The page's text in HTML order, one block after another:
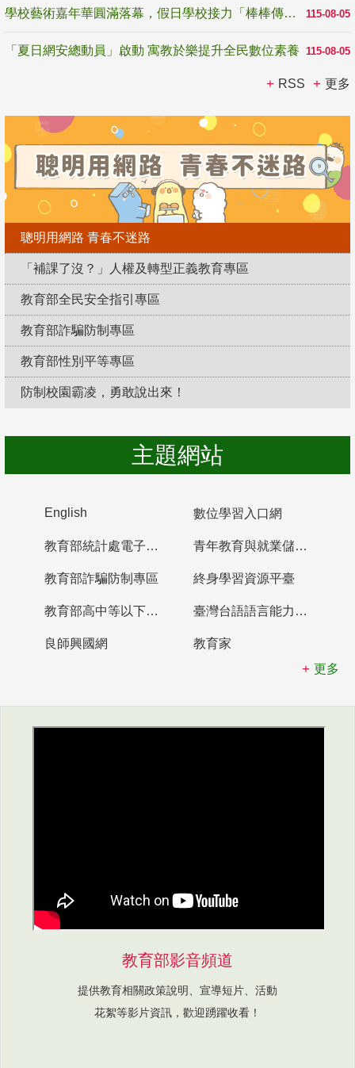
115-08-05
學校藝術嘉年華圓滿落幕，假日學校接力「棒棒傳美感」
115-08-05
「夏日網安總動員」啟動 寓教於樂提升全民數位素養
RSS 更多
聰明用網路 青春不迷路
「補課了沒？」人權及轉型正義教育專區
教育部全民安全指引專區
教育部詐騙防制專區
教育部性別平等專區
防制校園霸凌，勇敢說出來！
主題網站
English 數位學習入口網
教育部統計處電子書櫃 青年教育與就業儲蓄帳戶
教育部詐騙防制專區 終身學習資源平臺
教育部高中等以下學校及幼兒園教師資格檢定考試 臺灣台語語言能力認證網站
良師興國網
教育家
更多
教育部影音頻道
提供教育相關政策說明、宣導短片、活動
花絮等影片資訊，歡迎踴躍收看！